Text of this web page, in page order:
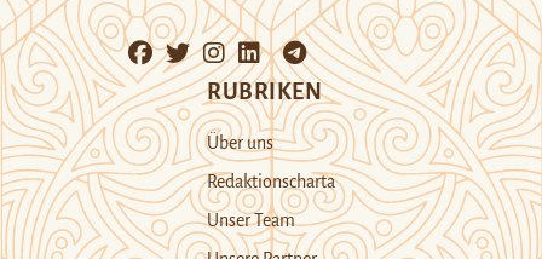
RUBRIKEN
Über uns
Redaktionscharta
Unser Team